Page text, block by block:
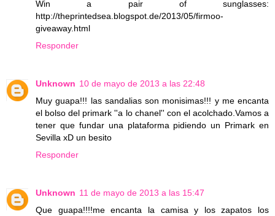
Win a pair of sunglasses:
http://theprintedsea.blogspot.de/2013/05/firmoo-
giveaway.html
Responder
Unknown 10 de mayo de 2013 a las 22:48
Muy guapa!!! las sandalias son monisimas!!! y me encanta
el bolso del primark ''a lo chanel'' con el acolchado.Vamos a
tener que fundar una plataforma pidiendo un Primark en
Sevilla xD un besito
Responder
Unknown 11 de mayo de 2013 a las 15:47
Que guapa!!!!me encanta la camisa y los zapatos los